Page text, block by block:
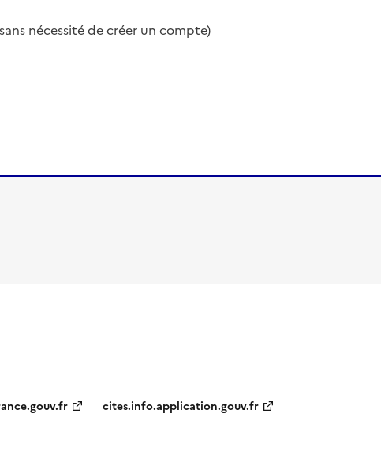
nécessité de créer un compte)
cites.info.application.gouv.fr